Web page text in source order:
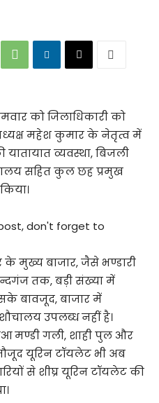
को जिलाधिकारी को
महेश कुमार के नेतृत्व में
व्यवस्था, बिजली
सहित कुल छह प्रमुख
don't forget to
के मुख्य बाजार, जैसे भण्डारी
तक, बड़ी संख्या में
बावजूद, बाजार में
उपलब्ध नहीं है।
मण्डी गली, शाही पुल और
यूरिन टॉयलेट भी अब
से शीघ्र यूरिन टॉयलेट की